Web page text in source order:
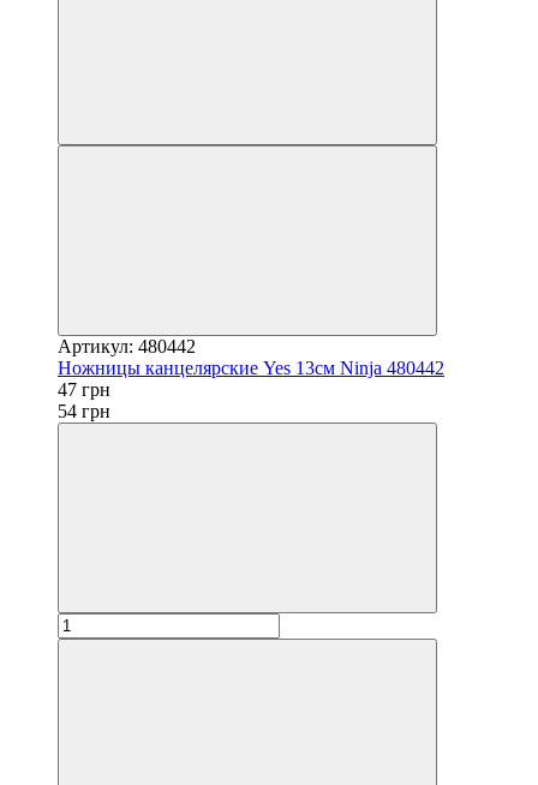
Артикул: 480442
Ножницы канцелярские Yes 13см Ninja 480442
47 грн
54 грн